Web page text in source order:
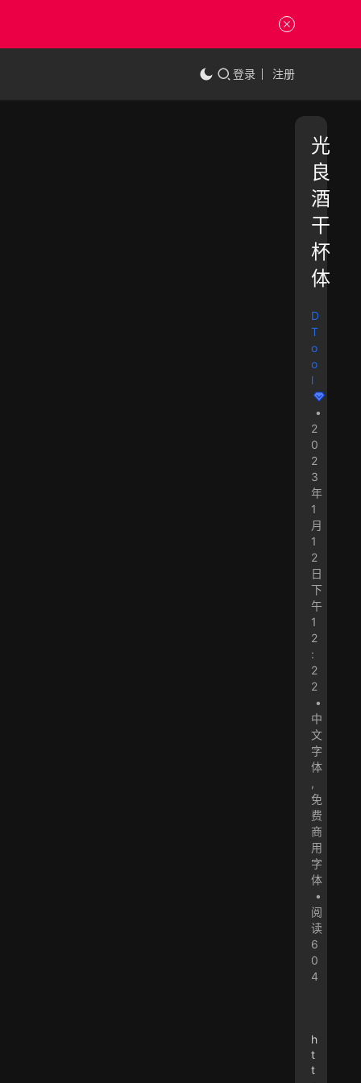
登录 注册
光
良
酒
干
杯
体
D
T
o
o
l
•
2
0
2
3
年
1
月
1
2
日
下
午
1
2
:
2
2
•
中
文
字
体
,
免
费
商
用
字
体
•
阅
读
6
0
4
h
t
t